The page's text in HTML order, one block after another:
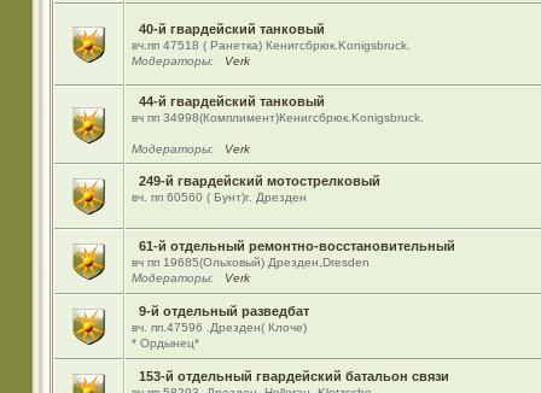
40-й гвардейский танковый
вч.пп 47518 ( Ранетка) Кенигсбрюк.Konigsbruck.
Модераторы:
Verk
44-й гвардейский танковый
вч пп 34998(Комплимент)Кенигсбрюк.Konigsbruck.
Модераторы: Verk
249-й гвардейский мотострелковый
вч. пп 60560 ( Бунт)г. Дрезден
61-й отдельный ремонтно-восстановительный
вч пп 19685(Ольховый) Дрезден,Dresden
Модераторы:
Verk
9-й отдельный разведбат
вч. пп.47596 .Дрезден( Клоче)
* Ордынец*
153-й отдельный гвардейский батальон связи